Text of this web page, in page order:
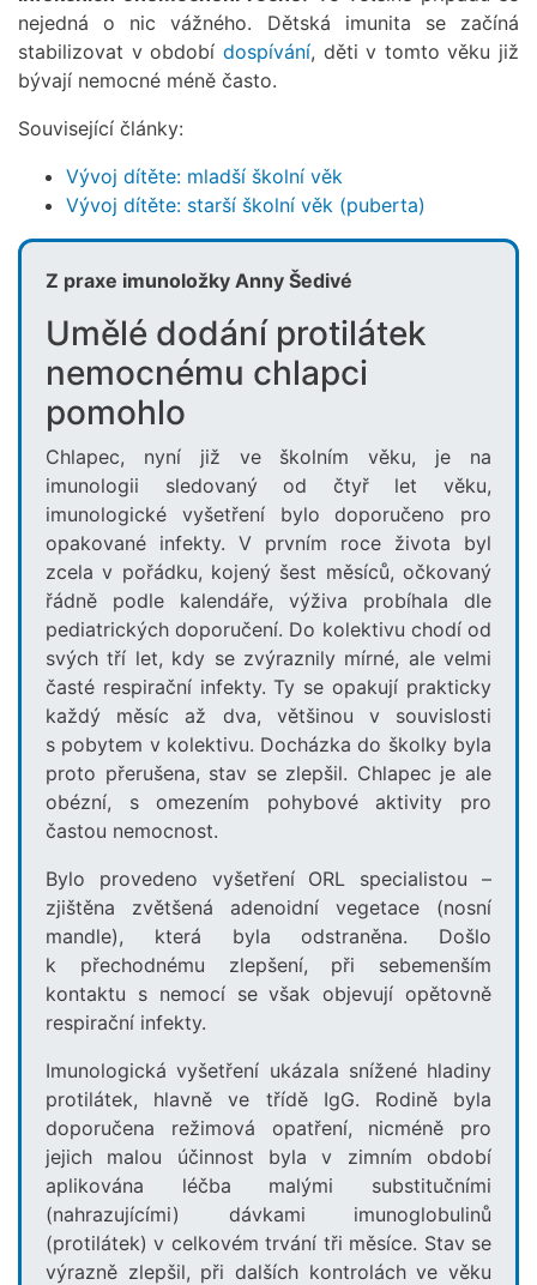
nejedná o nic vážného. Dětská imunita se začíná
stabilizovat v období dospívání, děti v tomto věku již
bývají nemocné méně často.
Související články:
Vývoj dítěte: mladší školní věk
Vývoj dítěte: starší školní věk (puberta)
Z praxe imunoložky Anny Šedivé
Umělé dodání protilátek
nemocnému chlapci
pomohlo
Chlapec, nyní již ve školním věku, je na
imunologii sledovaný od čtyř let věku,
imunologické vyšetření bylo doporučeno pro
opakované infekty. V prvním roce života byl
zcela v pořádku, kojený šest měsíců, očkovaný
řádně podle kalendáře, výživa probíhala dle
pediatrických doporučení. Do kolektivu chodí od
svých tří let, kdy se zvýraznily mírné, ale velmi
časté respirační infekty. Ty se opakují prakticky
každý měsíc až dva, většinou v souvislosti
s pobytem v kolektivu. Docházka do školky byla
proto přerušena, stav se zlepšil. Chlapec je ale
obézní, s omezením pohybové aktivity pro
častou nemocnost.
Bylo provedeno vyšetření ORL specialistou –
zjištěna zvětšená adenoidní vegetace (nosní
mandle), která byla odstraněna. Došlo
k přechodnému zlepšení, při sebemenším
kontaktu s nemocí se však objevují opětovně
respirační infekty.
Imunologická vyšetření ukázala snížené hladiny
protilátek, hlavně ve třídě IgG. Rodině byla
doporučena režimová opatření, nicméně pro
jejich malou účinnost byla v zimním období
aplikována léčba malými substitučními
(nahrazujícími) dávkami imunoglobulinů
(protilátek) v celkovém trvání tři měsíce. Stav se
výrazně zlepšil, při dalších kontrolách ve věku